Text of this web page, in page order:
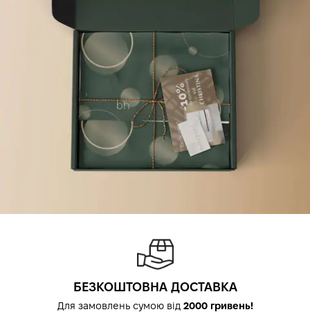
БЕЗКОШТОВНА ДОСТАВКА
Для замовлень сумою від 2000 гривень!